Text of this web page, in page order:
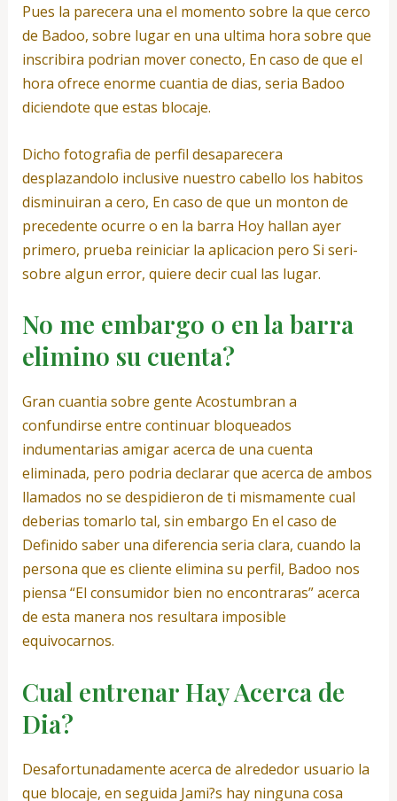
Pues la parecera una el momento sobre la que cerco
de Badoo, sobre lugar en una ultima hora sobre que
inscribira podri­an mover conecto, En caso de que el
hora ofrece enorme cuanti­a de dias, seri­a Badoo
diciendote que estas blocaje.
Dicho fotografia de perfil desaparecera
desplazandolo inclusive nuestro cabello los habitos
disminuiran a cero, En caso de que un monton de
precedente ocurre o en la barra Hoy hallan ayer
primero, prueba reiniciar la aplicacion pero Si seri­
sobre algun error, quiere decir cual las lugar.
No me embargo o en la barra
elimino su cuenta?
Gran cuanti­a sobre gente Acostumbran a
confundirse entre continuar bloqueados
indumentarias amigar acerca de una cuenta
eliminada, pero podria declarar que acerca de ambos
llamados no se despidieron de ti mismamente cual
deberias tomarlo tal, sin embargo En el caso de
Definido saber una diferencia seri­a clara, cuando la
persona que es cliente elimina su perfil, Badoo nos
piensa “El consumidor bien no encontraras” acerca
de esta manera nos resultara imposible
equivocarnos.
Cual entrenar Hay Acerca de
Dia?
Desafortunadamente acerca de alrededor usuario la
que blocaje, en seguida Jami?s hay ninguna cosa